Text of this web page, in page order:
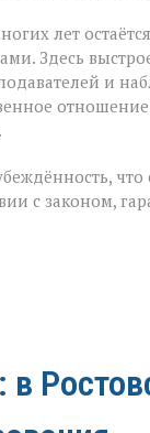
лет
Здесь
и
с законом,